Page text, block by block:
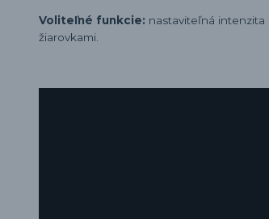
Voliteľné funkcie: nastaviteľná intenzita
žiarovkami.